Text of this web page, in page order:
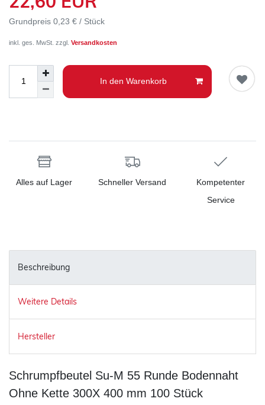
Grundpreis 0,23 € / Stück
inkl. ges. MwSt. zzgl. Versandkosten
In den Warenkorb
Alles auf Lager Schneller Versand
Kompetenter
Service
Beschreibung
Weitere Details
Hersteller
Schrumpfbeutel Su-M 55 Runde Bodennaht
Ohne Kette 300X 400 mm 100 Stück